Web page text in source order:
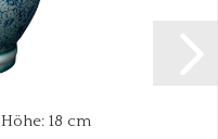
18 cm